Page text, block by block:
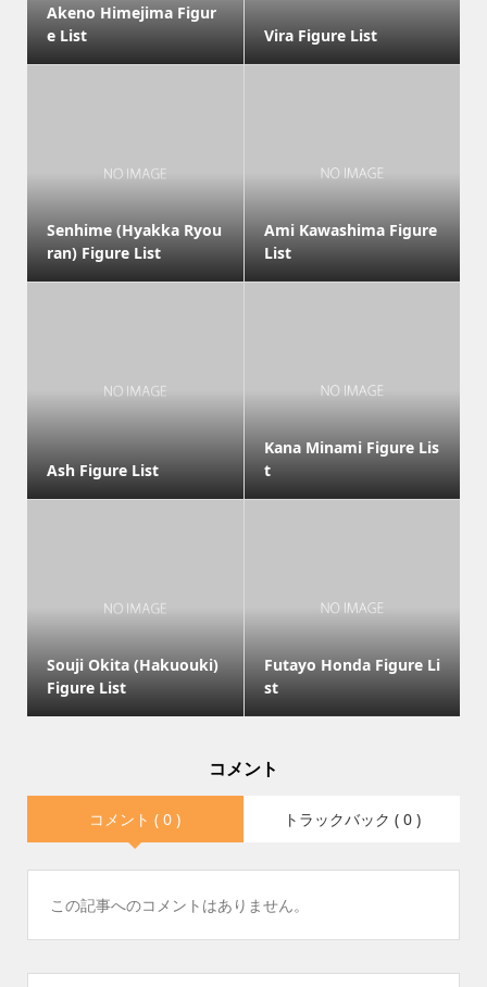
Akeno Himejima Figur
e List
Vira Figure List
Senhime (Hyakka Ryou
ran) Figure List
Ami Kawashima Figure
List
Ash Figure List
Kana Minami Figure Lis
t
Souji Okita (Hakuouki)
Figure List
Futayo Honda Figure Li
st
コメント
コメント ( 0 ) トラックバック ( 0 )
この記事へのコメントはありません。